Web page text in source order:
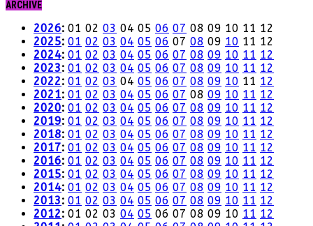
ARCHIVE
2026: 01 02 03 04 05 06 07 08 09 10 11 12
2025: 01 02 03 04 05 06 07 08 09 10 11 12
2024: 01 02 03 04 05 06 07 08 09 10 11 12
2023: 01 02 03 04 05 06 07 08 09 10 11 12
2022: 01 02 03 04 05 06 07 08 09 10 11 12
2021: 01 02 03 04 05 06 07 08 09 10 11 12
2020: 01 02 03 04 05 06 07 08 09 10 11 12
2019: 01 02 03 04 05 06 07 08 09 10 11 12
2018: 01 02 03 04 05 06 07 08 09 10 11 12
2017: 01 02 03 04 05 06 07 08 09 10 11 12
2016: 01 02 03 04 05 06 07 08 09 10 11 12
2015: 01 02 03 04 05 06 07 08 09 10 11 12
2014: 01 02 03 04 05 06 07 08 09 10 11 12
2013: 01 02 03 04 05 06 07 08 09 10 11 12
2012: 01 02 03 04 05 06 07 08 09 10 11 12